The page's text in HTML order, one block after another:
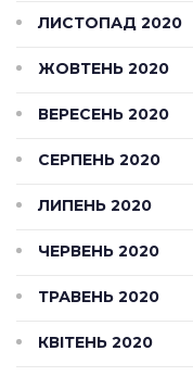
ЛИСТОПАД 2020
ЖОВТЕНЬ 2020
ВЕРЕСЕНЬ 2020
СЕРПЕНЬ 2020
ЛИПЕНЬ 2020
ЧЕРВЕНЬ 2020
ТРАВЕНЬ 2020
КВІТЕНЬ 2020